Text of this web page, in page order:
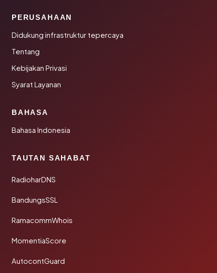
PERUSAHAAN
Didukung infrastruktur tepercaya
Tentang
Kebijakan Privasi
Syarat Layanan
BAHASA
Bahasa Indonesia
TAUTAN SAHABAT
RadioharDNS
BandungsSSL
RamacommWhois
MomentiaScore
AutocontGuard